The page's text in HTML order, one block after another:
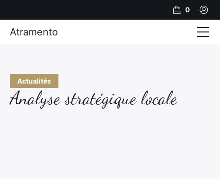
Actualités
Analyse stratégique locale
0
Atramento
Production video
Photos